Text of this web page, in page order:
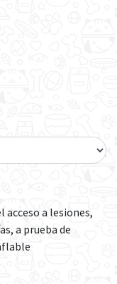
a lesiones,
a prueba de